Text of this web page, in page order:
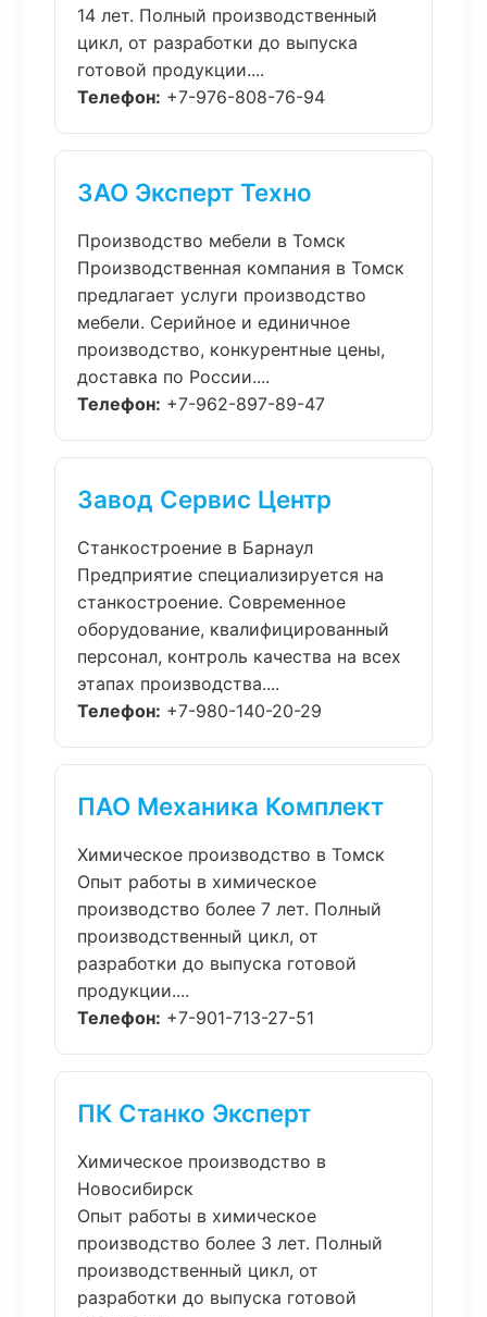
14 лет. Полный производственный
цикл, от разработки до выпуска
готовой продукции....
Телефон: +7-976-808-76-94
ЗАО Эксперт Техно
Производство мебели в Томск
Производственная компания в Томск
предлагает услуги производство
мебели. Серийное и единичное
производство, конкурентные цены,
доставка по России....
Телефон: +7-962-897-89-47
Завод Сервис Центр
Станкостроение в Барнаул
Предприятие специализируется на
станкостроение. Современное
оборудование, квалифицированный
персонал, контроль качества на всех
этапах производства....
Телефон: +7-980-140-20-29
ПАО Механика Комплект
Химическое производство в Томск
Опыт работы в химическое
производство более 7 лет. Полный
производственный цикл, от
разработки до выпуска готовой
продукции....
Телефон: +7-901-713-27-51
ПК Станко Эксперт
Химическое производство в
Новосибирск
Опыт работы в химическое
производство более 3 лет. Полный
производственный цикл, от
разработки до выпуска готовой